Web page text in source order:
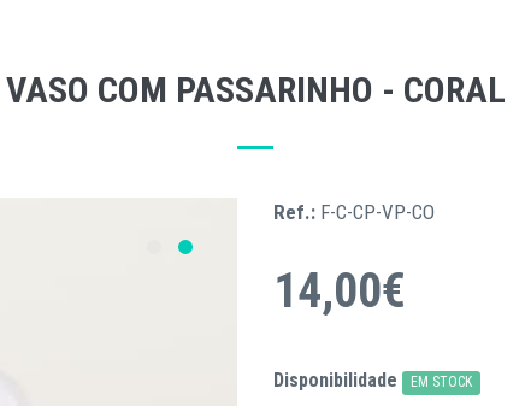
VASO COM PASSARINHO - CORAL
Ref.: F-C-CP-VP-CO
14,00€
Disponibilidade EM STOCK